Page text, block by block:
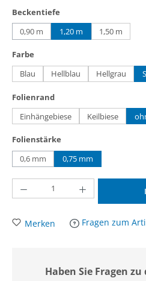
Beckentiefe
0,90 m(Diese Option ist zurzeit nicht
1,20 m 1,50 m
Farbe
Blau
Hellblau Hellgrau
Folienrandauswählen
Einhängebiese
Keilbiese
Folienstärke
0,6 mm(Diese Option ist zurzeit nicht
0,75 mm
Produkt Anzahl: Gib den gewünschten
Merken Fragen zum
Haben Sie Fragen